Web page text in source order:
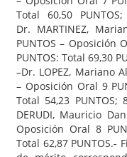
Total 60,50
Dr. MARTINEZ,
PUNTOS – Oposición
PUNTOS: Total 69,30
–Dr. LOPEZ, Mariano
– Oposición Oral 9
Total 54,23 PUNTOS;
DERUDI, Mauricio
Oposición Oral 8
Total 62,87 PUNTOS.-